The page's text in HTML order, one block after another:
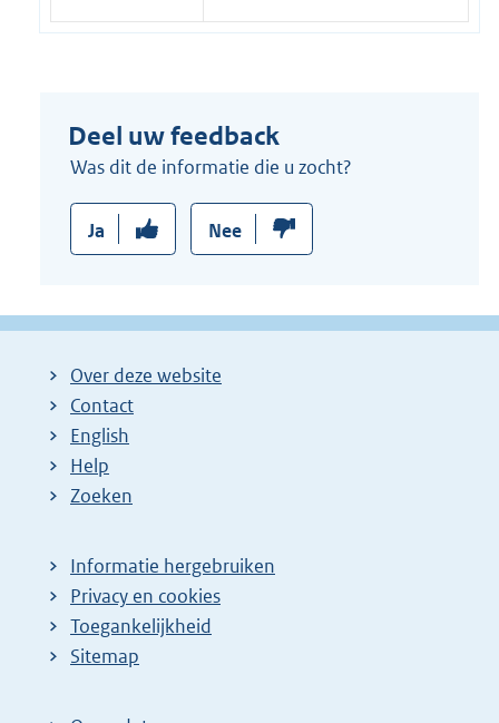
Deel uw feedback
Was dit de informatie die u zocht?
Ja Nee
Over deze website
Contact
English
Help
Zoeken
Informatie hergebruiken
Privacy en cookies
Toegankelijkheid
Sitemap